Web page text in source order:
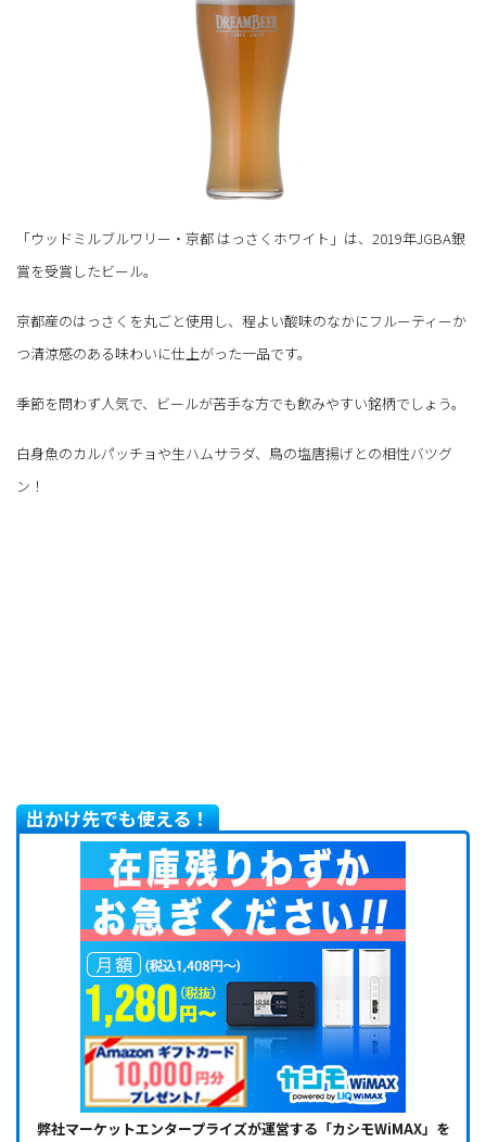
「ウッドミルブルワリー・京都 はっさくホワイト」は、2019年JGBA銀
賞を受賞したビール。
京都産のはっさくを丸ごと使用し、程よい酸味のなかにフルーティーか
つ清涼感のある味わいに仕上がった一品です。
季節を問わず人気で、ビールが苦手な方でも飲みやすい銘柄でしょう。
白身魚のカルパッチョや生ハムサラダ、鳥の塩唐揚げとの相性バツグ
ン！
出かけ先でも使える！
弊社マーケットエンタープライズが運営する「カシモWiMAX」を